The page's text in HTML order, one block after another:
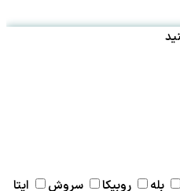
بله روبیکا سروش ایتا